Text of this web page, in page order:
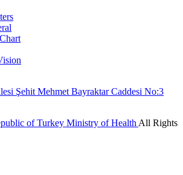
Şehit Mehmet Bayraktar Caddesi No:3
of Turkey Ministry of HealthAll Rights